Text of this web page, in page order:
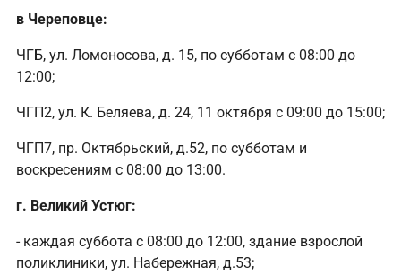
в Череповце:
ЧГБ, ул. Ломоносова, д. 15, по субботам с 08:00 до
12:00;
ЧГП2, ул. К. Беляева, д. 24, 11 октября с 09:00 до 15:00;
ЧГП7, пр. Октябрьский, д.52, по субботам и
воскресениям с 08:00 до 13:00.
г. Великий Устюг:
- каждая суббота с 08:00 до 12:00, здание взрослой
поликлиники, ул. Набережная, д.53;